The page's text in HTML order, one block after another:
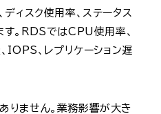
ィスク使用率、ステータス
す。RDSではCPU使用率、
IOPS、レプリケーション遅
りません。業務影響が大き